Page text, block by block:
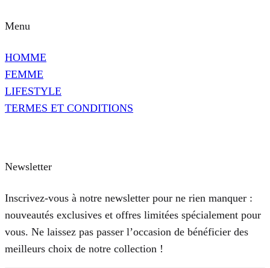
Menu
HOMME
FEMME
LIFESTYLE
TERMES ET CONDITIONS
Newsletter
Inscrivez-vous à notre newsletter pour ne rien manquer :
nouveautés exclusives et offres limitées spécialement pour
vous. Ne laissez pas passer l’occasion de bénéficier des
meilleurs choix de notre collection !